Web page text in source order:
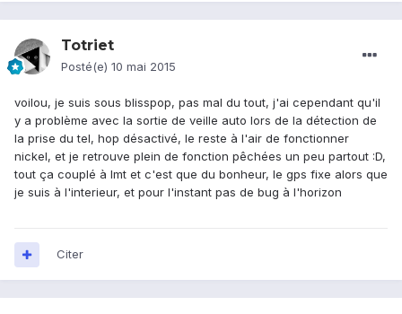
Totriet
Posté(e) 10 mai 2015
voilou, je suis sous blisspop, pas mal du tout, j'ai cependant qu'il
y a problème avec la sortie de veille auto lors de la détection de
la prise du tel, hop désactivé, le reste à l'air de fonctionner
nickel, et je retrouve plein de fonction pêchées un peu partout :D,
tout ça couplé à lmt et c'est que du bonheur, le gps fixe alors que
je suis à l'interieur, et pour l'instant pas de bug à l'horizon
Citer